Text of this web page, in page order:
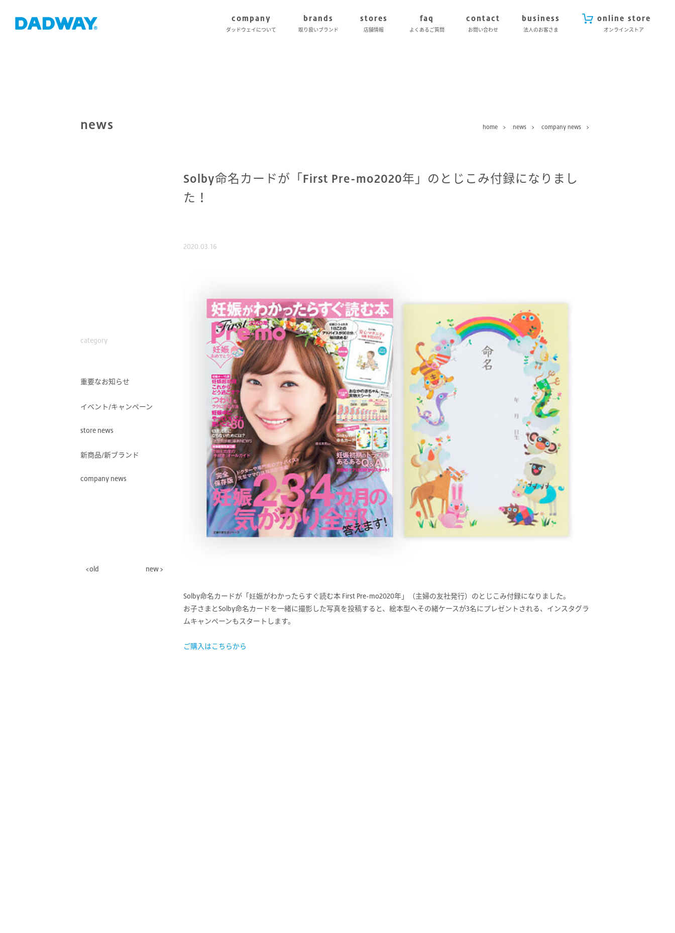
company
ダッドウェイについて
brands
取り扱いブランド
stores
店舗情報
faq
よくあるご質問
contact
お問い合わせ
business
法人のお客さま
online store
オンラインストア
news home news company news
category
重要なお知らせ
イベント/キャンペーン
store news
新商品/新ブランド
company news
old new
Solby命名カードが「First Pre-mo2020年」のとじこみ付録になりまし
た！
2020.03.16
Solby命名カードが「妊娠がわかったらすぐ読む本 First Pre-mo2020年」（主婦の友社発行）のとじこみ付録になりました。
お子さまとSolby命名カードを一緒に撮影した写真を投稿すると、絵本型へその緒ケースが3名にプレゼントされる、インスタグラ
ムキャンペーンもスタートします。
ご購入はこちらから